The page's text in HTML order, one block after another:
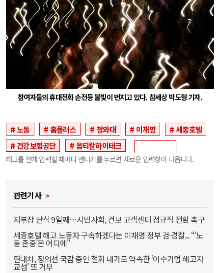
참여자들의 휴대전화 손전등 불빛이 번지고 있다. 참세상 박도형 기자.
노동 홈플러스 청와대 이재명
세종호텔
건강보험공단
옵티칼하이테크
태그를 한개 입력할 때마다 엔터키를 누르면 새로운 입력창이 나옵니다.
관련기사
지부장 단식 9일째…시민사회, 건보 고객센터 정규직 전환 촉구
세종호텔 해고 노동자 구속하겠다는 이재명 정부 검·경찰... “‘노
동 존중’은 어디에”
현대차, 정의선 국감 증인 철회 대가로 약속한 ‘이수기업 해고자
교섭’ 또 거부